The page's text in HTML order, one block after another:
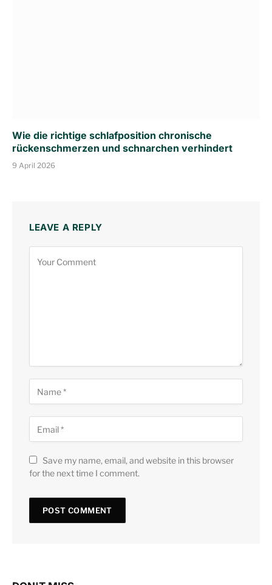
Wie die richtige schlafposition chronische
rückenschmerzen und schnarchen verhindert
9 April 2026
LEAVE A REPLY
Save my name, email, and website in this browser
for the next time I comment.